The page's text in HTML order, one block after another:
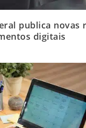
publica novas
digitais